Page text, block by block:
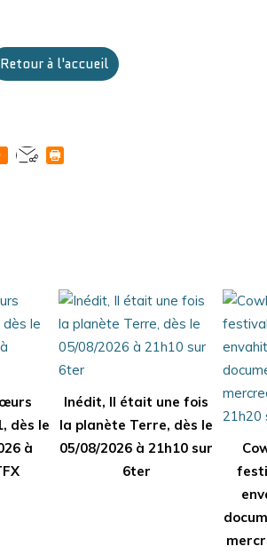
Retour à l'accueil
dès le
à
Inédit, Il était une fois
la planète Terre, dès le
05/08/2026 à 21h10 sur
6ter